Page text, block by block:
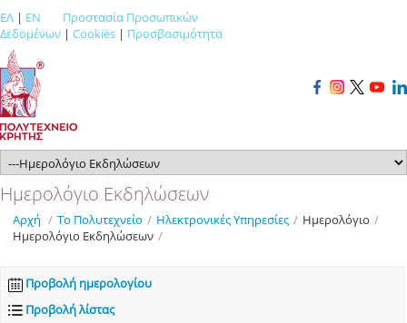
ΕΛ | EN
Προστασία Προσωπικών
Δεδομένων | Cookies | Προσβασιμότητα
Ημερολόγιο Εκδηλώσεων
Αρχή / Το Πολυτεχνείο / Ηλεκτρονικές Υπηρεσίες / Ημερολόγιο /
Ημερολόγιο Εκδηλώσεων /
Προβολή ημερολογίου
Προβολή λίστας